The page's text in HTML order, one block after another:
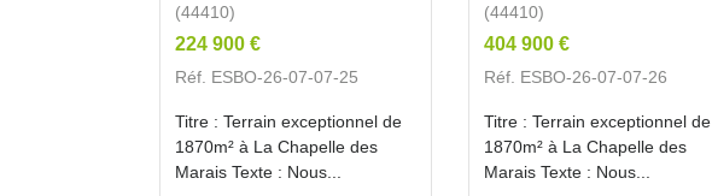
(44410)
224 900 €
Réf. ESBO-26-07-07-25
Titre : Terrain exceptionnel de
1870m² à La Chapelle des
Marais Texte : Nous...
(44410)
404 900 €
Réf. ESBO-26-07-07-26
Titre : Terrain exceptionnel de
1870m² à La Chapelle des
Marais Texte : Nous...